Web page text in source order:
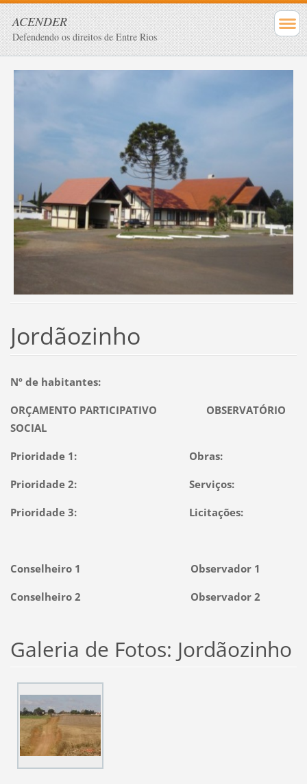
ACENDER
Defendendo os direitos de Entre Rios
Jordãozinho
Nº de habitantes:
ORÇAMENTO PARTICIPATIVO OBSERVATÓRIO
SOCIAL
Prioridade 1: Obras:
Prioridade 2: Serviços:
Prioridade 3: Licitações:
Conselheiro 1 Observador 1
Conselheiro 2 Observador 2
Galeria de Fotos: Jordãozinho